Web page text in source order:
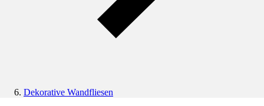
Dekorative Wandfliesen